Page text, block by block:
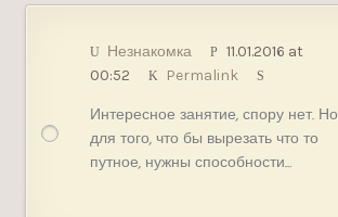
Незнакомка
11.01.2016 at
00:52
Permalink
Интересное занятие, спору нет. Но
для того, что бы вырезать что то
путное, нужны способности…